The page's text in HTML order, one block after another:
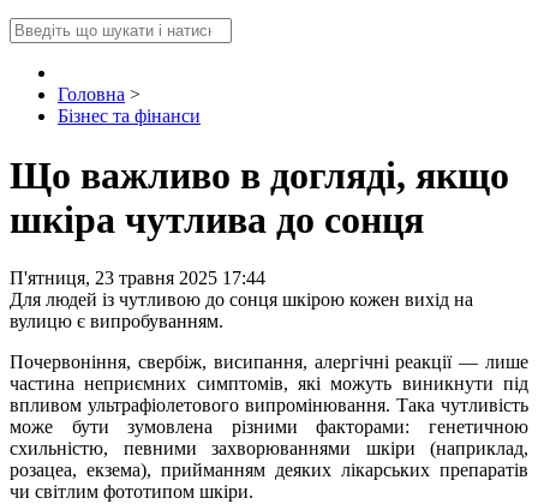
Головна >
Бізнес та фінанси
Що важливо в догляді, якщо
шкіра чутлива до сонця
П'ятниця, 23 травня 2025 17:44
Для людей із чутливою до сонця шкірою кожен вихід на
вулицю є випробуванням.
Почервоніння, свербіж, висипання, алергічні реакції — лише
частина неприємних симптомів, які можуть виникнути під
впливом ультрафіолетового випромінювання. Така чутливість
може бути зумовлена різними факторами: генетичною
схильністю, певними захворюваннями шкіри (наприклад,
розацеа, екзема), прийманням деяких лікарських препаратів
чи світлим фототипом шкіри.